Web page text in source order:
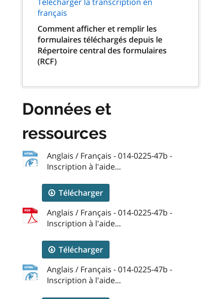
français
Comment afficher et remplir les
formulaires téléchargés depuis le
Répertoire central des formulaires
(RCF)
Données et
ressources
Anglais / Français - 014-0225-47b -
Inscription à l'aide...
Télécharger
Anglais / Français - 014-0225-47b -
Inscription à l'aide...
Télécharger
Anglais / Français - 014-0225-47b -
Inscription à l'aide...